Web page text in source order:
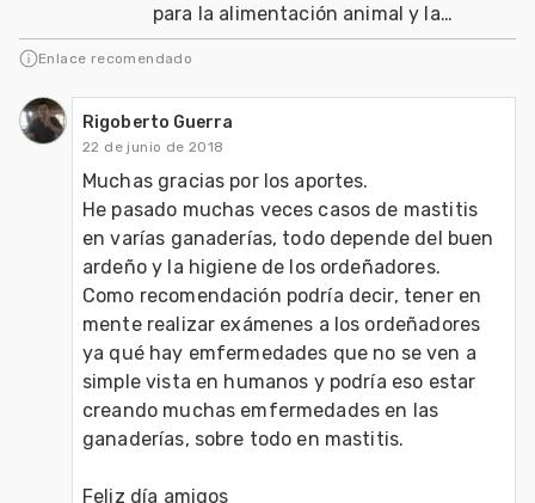
para la alimentación animal y la
agricultura orgánica mundial
Enlace recomendado
Rigoberto Guerra
22 de junio de 2018
Muchas gracias por los aportes.
He pasado muchas veces casos de mastitis
en varías ganaderías, todo depende del buen
ardeño y la higiene de los ordeñadores.
Como recomendación podría decir, tener en
mente realizar exámenes a los ordeñadores
ya qué hay emfermedades que no se ven a
simple vista en humanos y podría eso estar
creando muchas emfermedades en las
ganaderías, sobre todo en mastitis.
Feliz día amigos